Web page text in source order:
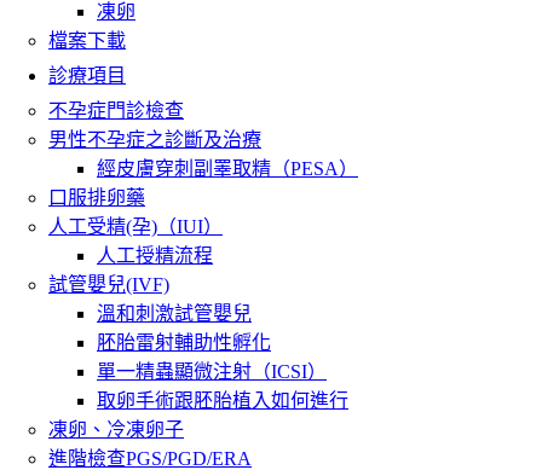
凍卵
檔案下載
診療項目
不孕症門診檢查
男性不孕症之診斷及治療
經皮膚穿刺副睪取精（PESA）
口服排卵藥
人工受精(孕)（IUI）
人工授精流程
試管嬰兒(IVF)
溫和刺激試管嬰兒
胚胎雷射輔助性孵化
單一精蟲顯微注射（ICSI）
取卵手術跟胚胎植入如何進行
凍卵、冷凍卵子
進階檢查PGS/PGD/ERA